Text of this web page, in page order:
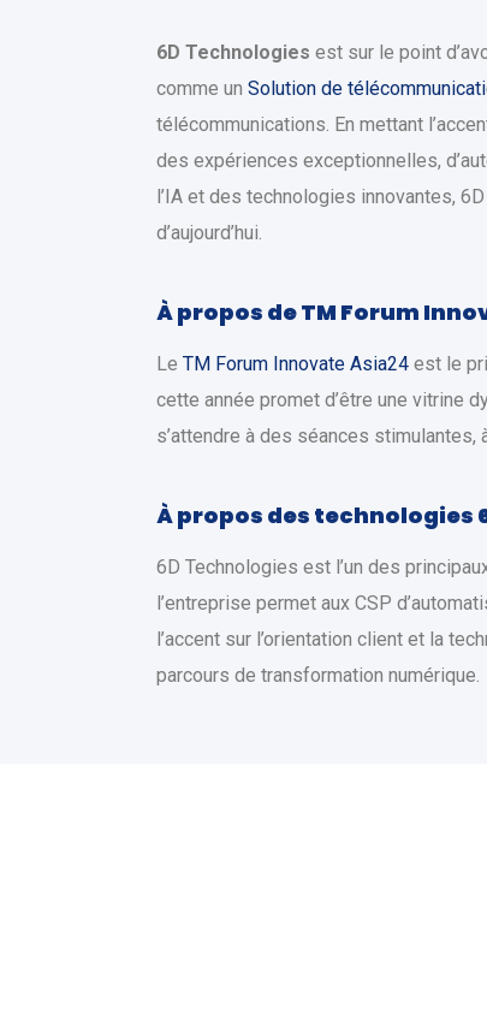
6D Technologies est sur le point
comme un Solution de
télécommunications. En mettant
des expériences exceptionnelles,
l’IA et des technologies innovantes,
d’aujourd’hui.
À propos de TM Forum
Le TM Forum Innovate Asia24 est le
cette année promet d’être une vitrine
s’attendre à des séances
À propos des technologies
6D Technologies est l’un des
l’entreprise permet aux CSP
l’accent sur l’orientation client et la
parcours de transformation numérique.